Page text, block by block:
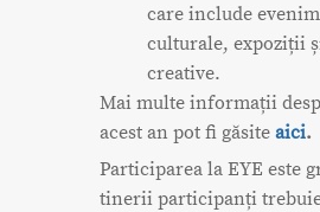
care include
culturale, expoziții
creative.
Mai multe informații
acest an pot fi găsite aici.
Participarea la EYE este
tinerii participanți